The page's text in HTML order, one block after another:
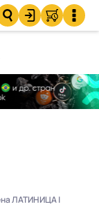
ЛАТИНИЦА |